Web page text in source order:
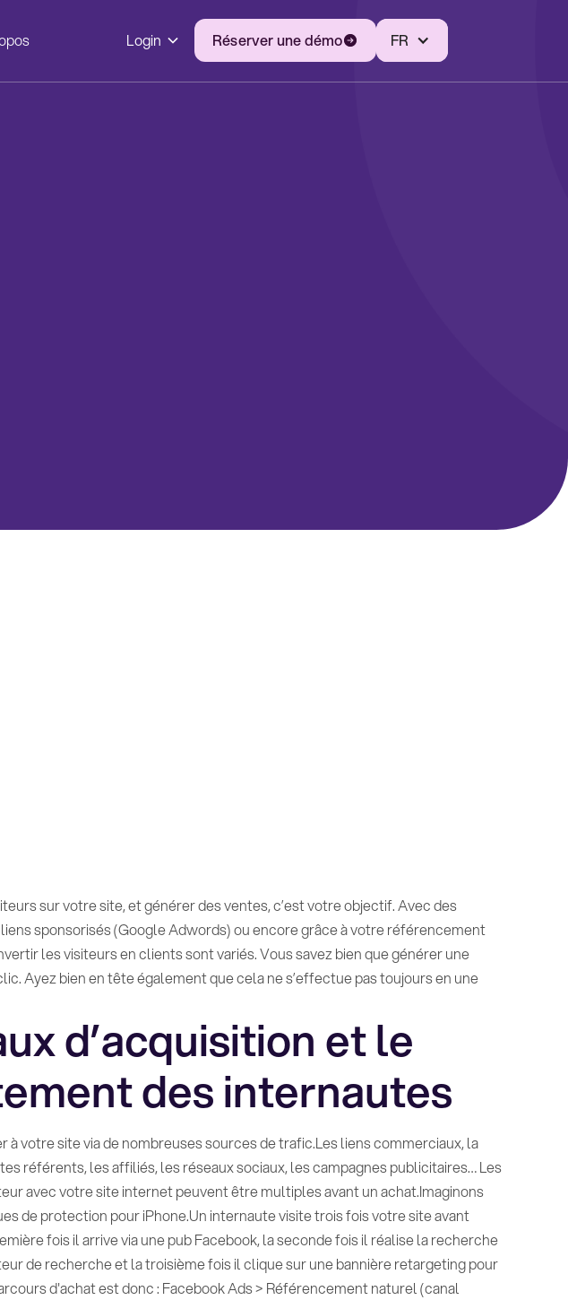
Login Réserver une démo FR
sur votre site, et générer des ventes, c’est votre objectif. Avec des
sponsorisés (Google Adwords) ou encore grâce à votre référencement
les visiteurs en clients sont variés. Vous savez bien que générer une
Ayez bien en tête également que cela ne s’effectue pas toujours en une
d’acquisition et le
des internautes
à votre site via de nombreuses sources de trafic.Les liens commerciaux, la
référents, les affiliés, les réseaux sociaux, les campagnes publicitaires… Les
avec votre site internet peuvent être multiples avant un achat.Imaginons
de protection pour iPhone.Un internaute visite trois fois votre site avant
fois il arrive via une pub Facebook, la seconde fois il réalise la recherche
de recherche et la troisième fois il clique sur une bannière retargeting pour
d'achat est donc : Facebook Ads > Référencement naturel (canal